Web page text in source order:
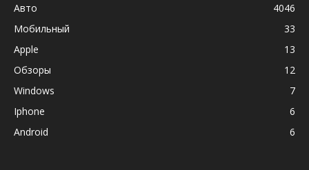
Авто
4046
Мобильный
33
Apple
13
Обзоры
12
Windows
7
Iphone
6
Android
6